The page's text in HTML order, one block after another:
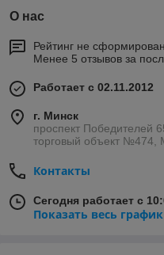
О нас
Рейтинг не сформирован
Менее 5 отзывов за
Работает с 02.11.2012
г. Минск
проспект Победителей
торговый объект №474,
Контакты
Сегодня работает с
Показать весь